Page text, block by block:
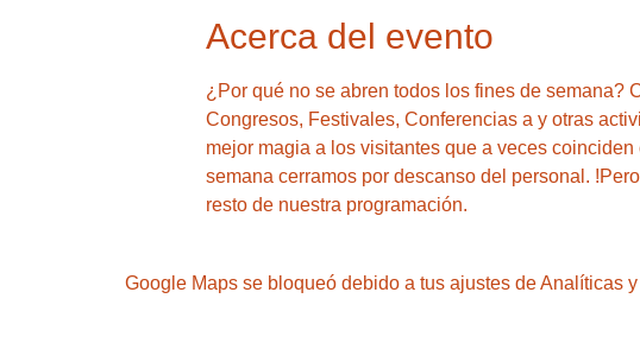
Acerca del evento
¿Por qué no se abren todos los fines de semana?
Congresos, Festivales, Conferencias a y otras
mejor magia a los visitantes que a veces
semana cerramos por descanso del personal.
resto de nuestra programación.
Google Maps se bloqueó debido a tus ajustes de Analíticas